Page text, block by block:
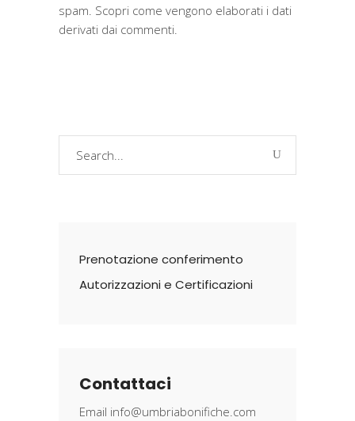
spam. Scopri come vengono elaborati i dati
derivati dai commenti.
Prenotazione conferimento
Autorizzazioni e Certificazioni
Contattaci
Email info@umbriabonifiche.com